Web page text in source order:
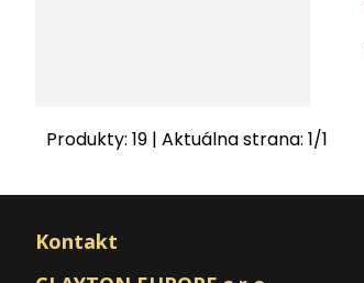
Produkty: 19 | Aktuálna strana: 1/1
Kontakt